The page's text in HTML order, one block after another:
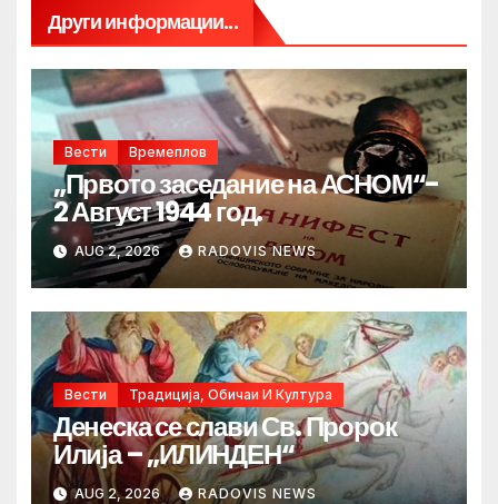
Други информации...
Вести Времеплов
„Првото заседание на АСНОМ“-
2 Август 1944 год.
AUG 2, 2026 RADOVIS NEWS
Вести Традиција, Обичаи И Култура
Денеска се слави Св. Пророк
Илија – „ИЛИНДЕН“
AUG 2, 2026 RADOVIS NEWS